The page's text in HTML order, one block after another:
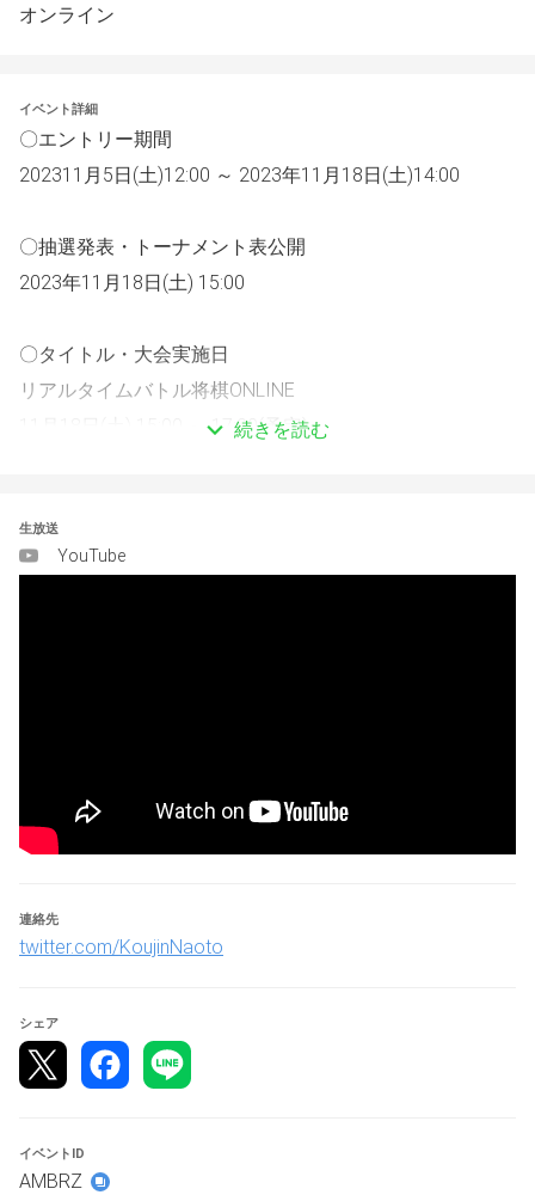
オンライン
イベント詳細
〇エントリー期間
202311月5日(土)12:00 ～ 2023年11月18日(土)14:00
〇抽選発表・トーナメント表公開
2023年11月18日(土) 15:00
〇タイトル・大会実施日
リアルタイムバトル将棋ONLINE
11月18日(土) 15:00 ～ 17:00(予定)
お願い致します！
総合情報サイト「リアルタイムバトル将棋総本部」
■参加資格
・大会規約および大会ルールに同意いただける方
・steam版を遊ぶことのできるデバイス一式、およびエン
rtbs.jp/
・エントリーするタイトルの開催日程に参加できるかを必
ず事前にご確認ください。
・出来る限り有線LAN接続でオンライン大会に参加するも
■大会ルール
続きを読む
生放送
YouTube
連絡先
twitter.com/KoujinNaoto
シェア
イベントID
AMBRZ